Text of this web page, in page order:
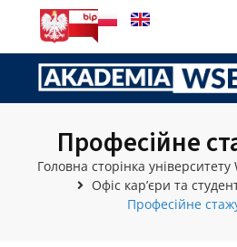
Професійне
Головна сторінка університету
Офіс кар’єри та
Професійне